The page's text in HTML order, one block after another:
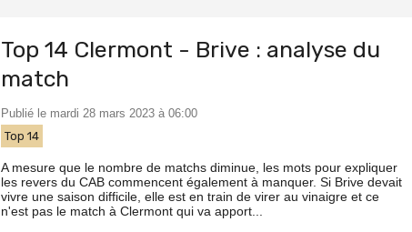
Top 14 Clermont - Brive : analyse du
match
Publié le mardi 28 mars 2023 à 06:00
Top 14
A mesure que le nombre de matchs diminue, les mots pour expliquer
les revers du CAB commencent également à manquer. Si Brive devait
vivre une saison difficile, elle est en train de virer au vinaigre et ce
n'est pas le match à Clermont qui va apport...